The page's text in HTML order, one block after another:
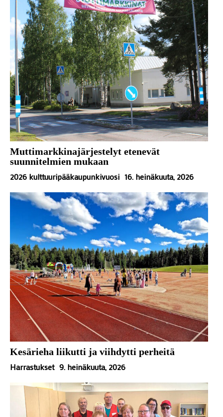
Muttimarkkinajärjestelyt etenevät
suunnitelmien mukaan
2026 kulttuuripääkaupunkivuosi 16. heinäkuuta, 2026
Kesärieha liikutti ja viihdytti perheitä
Harrastukset 9. heinäkuuta, 2026